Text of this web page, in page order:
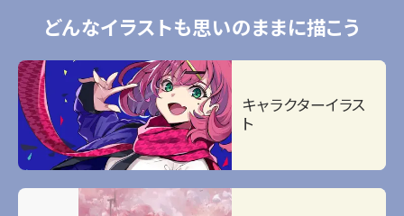
どんなイラストも思いのままに描こう
キャラクターイラス
ト